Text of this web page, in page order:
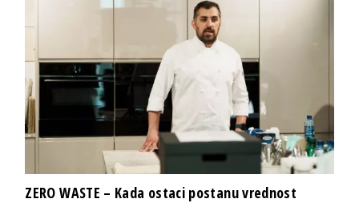
ZERO WASTE – Kada ostaci postanu vrednost